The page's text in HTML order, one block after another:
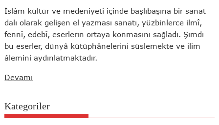
İslâm kültür ve medeniyeti içinde başlıbaşına bir sanat
dalı olarak gelişen el yazması sanatı, yüzbinlerce ilmî,
fennî, edebî, eserlerin ortaya konmasını sağladı. Şimdi
bu eserler, dünyâ kütüphânelerini süslemekte ve ilim
âlemini aydınlatmaktadır.
Devamı
Kategoriler